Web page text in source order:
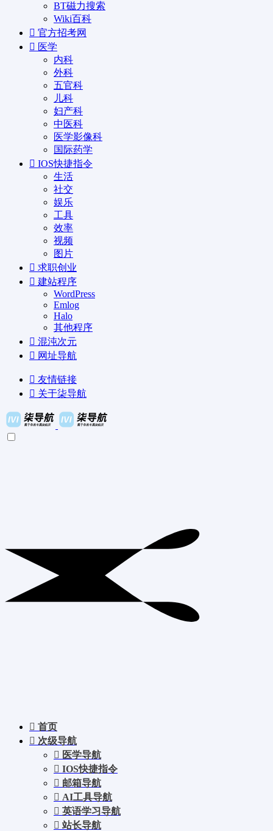
BT磁力搜索
Wiki百科
官方招考网
医学
内科
外科
五官科
儿科
妇产科
中医科
医学影像科
国际药学
IOS快捷指令
生活
社交
娱乐
工具
效率
视频
图片
求职创业
建站程序
WordPress
Emlog
Halo
其他程序
混沌次元
网址导航
友情链接
关于柒导航
首页
次级导航
医学导航
IOS快捷指令
邮箱导航
AI工具导航
英语学习导航
站长导航